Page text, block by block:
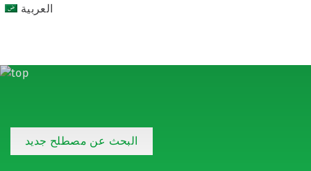
العربية
البحث عن مصطلح جديد